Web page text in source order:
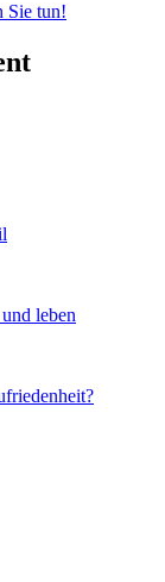
Sie tun!
leben